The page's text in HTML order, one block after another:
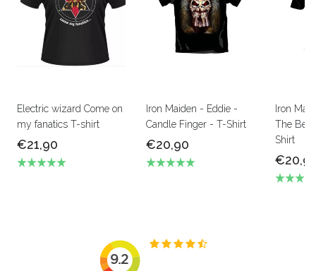
Electric wizard Come on
my fanatics T-shirt
€21,90
Iron Maiden - Eddie -
Candle Finger - T-Shirt
€20,90
Iron
The
Shirt